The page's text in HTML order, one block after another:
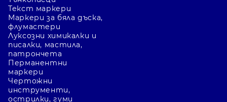
Какви цветове клипборд има?
В категорията са показани черен,
червен и син модел Erich Krause.
Текст маркери
Маркери за бяла дъска,
флумастери
Луксозни химикалки и
писалки, мастила,
патрончета
Перманентни
маркери
Чертожни
инструменти,
острилки, гуми